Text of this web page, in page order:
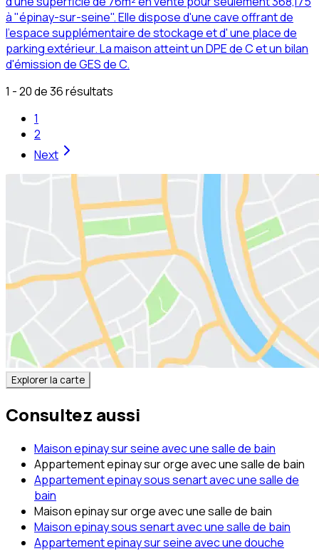
à "épinay-sur-seine". Elle dispose d'une cave offrant de
l'espace supplémentaire de stockage et d' une place de
parking extérieur. La maison atteint un DPE de C et un bilan
d'émission de GES de C.
1 - 20 de 36 résultats
1
2
Next
Explorer la carte
Consultez aussi
Maison epinay sur seine avec une salle de bain
Appartement epinay sur orge avec une salle de bain
Appartement epinay sous senart avec une salle de
bain
Maison epinay sur orge avec une salle de bain
Maison epinay sous senart avec une salle de bain
Appartement epinay sur seine avec une douche